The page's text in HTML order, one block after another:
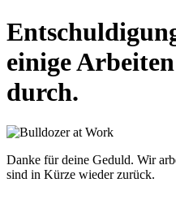
einige
durch.
Danke für deine Geduld. Wir
sind in Kürze wieder zurück.